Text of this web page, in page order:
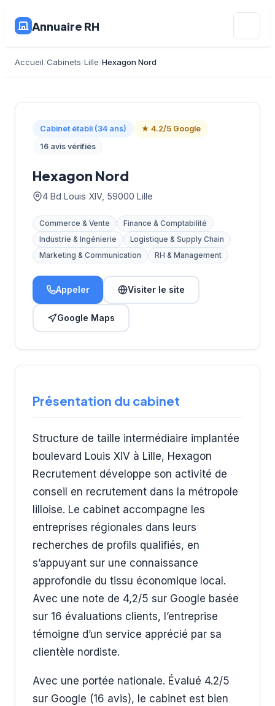
Annuaire RH
Accueil Cabinets Lille Hexagon Nord
Cabinet établi (34 ans)
★ 4.2/5 Google
16 avis vérifiés
Hexagon Nord
4 Bd Louis XIV, 59000 Lille
Commerce & Vente
Finance & Comptabilité
Industrie & Ingénierie
Logistique & Supply Chain
Marketing & Communication
RH & Management
Appeler Visiter le site
Google Maps
Présentation du cabinet
Structure de taille intermédiaire implantée
boulevard Louis XIV à Lille, Hexagon
Recrutement développe son activité de
conseil en recrutement dans la métropole
lilloise. Le cabinet accompagne les
entreprises régionales dans leurs
recherches de profils qualifiés, en
s’appuyant sur une connaissance
approfondie du tissu économique local.
Avec une note de 4,2/5 sur Google basée
sur 16 évaluations clients, l’entreprise
témoigne d’un service apprécié par sa
clientèle nordiste.
Avec une portée nationale. Évalué 4.2/5
sur Google (16 avis), le cabinet est bien